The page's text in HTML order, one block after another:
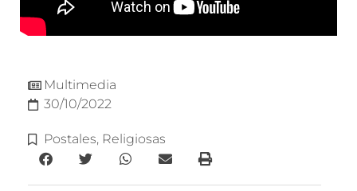
Multimedia
30/10/2022
Postales, Religiosas